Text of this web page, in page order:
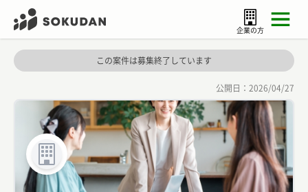
企業の方
この案件は募集終了しています
公開日： 2026/04/27